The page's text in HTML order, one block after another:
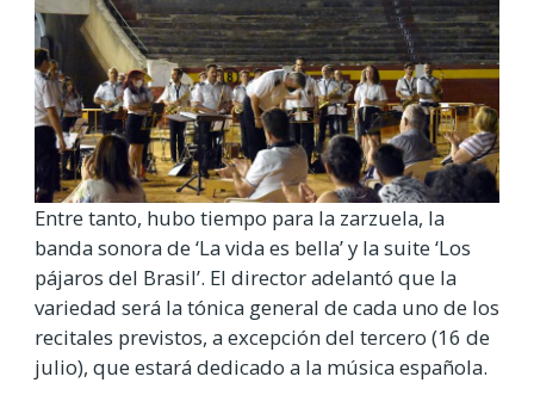
Entre tanto, hubo tiempo para la zarzuela, la
banda sonora de ‘La vida es bella’ y la suite ‘Los
pájaros del Brasil’. El director adelantó que la
variedad será la tónica general de cada uno de los
recitales previstos, a excepción del tercero (16 de
julio), que estará dedicado a la música española.